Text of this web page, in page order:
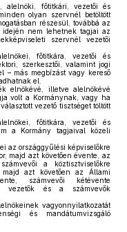
alelnöki, főtitkári, vezetői és
olyan szervnél betöltött
részesül, továbbá az
idején nem lehetnek tagjai az
szervnél vezetői
főtitkára, vezetői és
szerkesztői, valamint jogi
– más megbízást vagy kereső
el.
elnökévé, illetve alelnökévé
volt a Kormánynak, vagy ha
vezető tisztséget töltött
főtitkára, vezetői és
a Kormány tagjaival közeli
az országgyűlési képviselőkre
majd azt követően évente, az
a köztisztviselőkre
majd azt követően az Állami
számvevői kétévente
vezetők és a számvevők
vagyonnyilatkozatát
és mandátumvizsgáló